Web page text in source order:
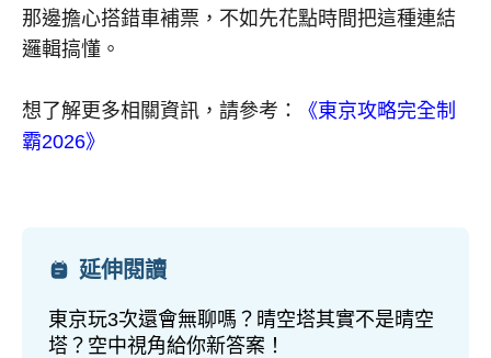
那邊擔心搭錯車補票，不如先花點時間把這種連結
邏輯搞懂。
想了解更多相關資訊，請參考：
《東京攻略完全制
霸2026》
延伸閱讀
東京玩3次還會無聊嗎？晴空塔其實不是晴空
塔？空中視角給你新答案！